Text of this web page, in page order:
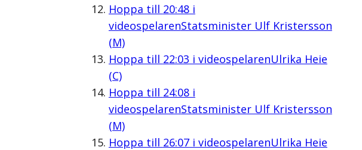
Hoppa till 20:48i
videospelarenStatsminister Ulf Kristersson
(M)
Hoppa till 22:03 i videospelarenUlrika Heie
(C)
Hoppa till 24:08i
videospelarenStatsminister Ulf Kristersson
(M)
Hoppa till 26:07i videospelarenUlrika Heie